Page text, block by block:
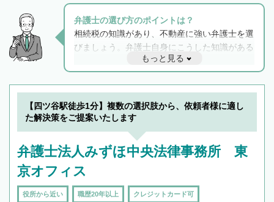
弁護士の選び方のポイントは？
相続税の知識があり、不動産に強い弁護士を選
びましょう。弁護士自身にこうした知識がある
と他士業との連携もスムーズに進み、トラブル
解決のみならず相続をトータルで任せることが
できます。また、相続は感情がからむ分野なの
でフィーリングも重要です。実際に電話や面談
で複数の弁護士と会話をしてウマが合う方に依
もっと見る
【四ツ谷駅徒歩1分】複数の選択肢から、依頼者様に適し
た解決策をご提案いたします
弁護士法人みずほ中央法律事務所 東
京オフィス
役所から近い 職歴20年以上 クレジットカード可